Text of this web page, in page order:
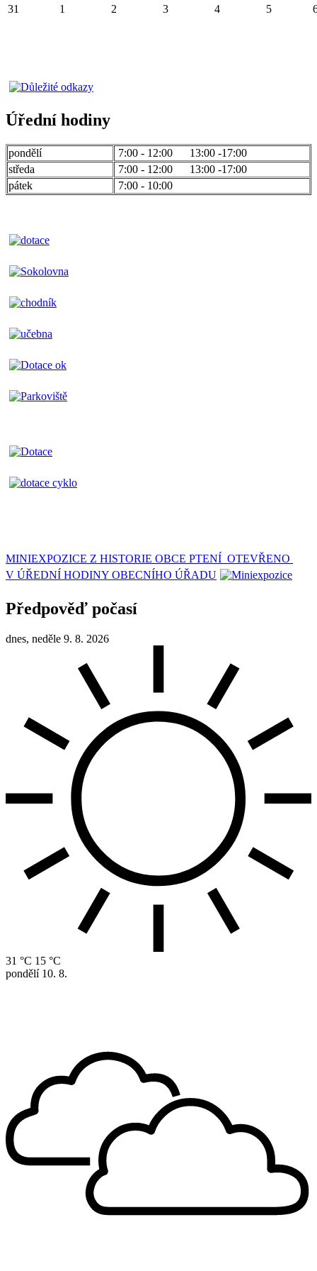
31 1 2 3 4 5
Úřední hodiny
pondělí
7:00 - 12:00 13:00 -17:00
středa
7:00 - 12:00 13:00 -17:00
pátek
7:00 - 10:00
MINIEXPOZICE Z HISTORIE OBCE PTENÍ OTEVŘENO
V ÚŘEDNÍ HODINY OBECNÍHO ÚŘADU
Předpověď počasí
dnes, neděle 9. 8. 2026
31 °C 15 °C
pondělí 10. 8.